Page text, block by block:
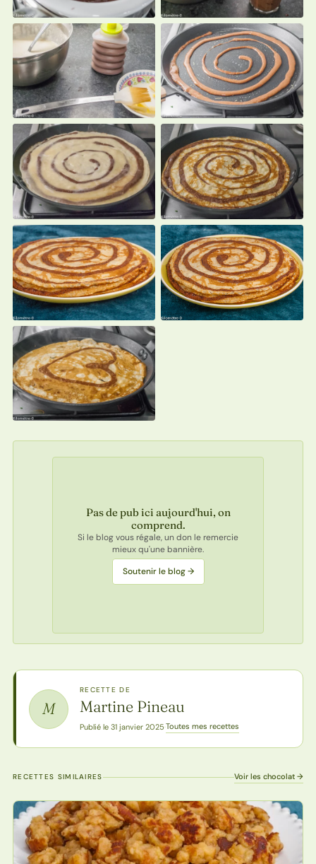
Pas de pub ici aujourd'hui, on
comprend.
Si le blog vous régale, un don le remercie
mieux qu'une bannière.
Soutenir le blog →
M
RECETTE DE
Martine Pineau
Publié le 31 janvier 2025·Toutes mes recettes
RECETTES SIMILAIRES Voir les chocolat →